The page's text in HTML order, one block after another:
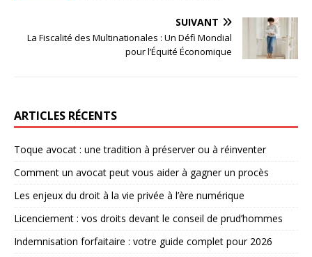
SUIVANT
La Fiscalité des Multinationales : Un Défi Mondial
pour l’Équité Économique
ARTICLES RÉCENTS
Toque avocat : une tradition à préserver ou à réinventer
Comment un avocat peut vous aider à gagner un procès
Les enjeux du droit à la vie privée à l’ère numérique
Licenciement : vos droits devant le conseil de prud’hommes
Indemnisation forfaitaire : votre guide complet pour 2026